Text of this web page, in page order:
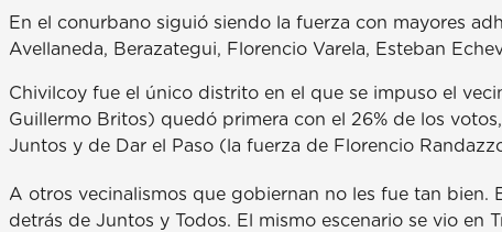
En el conurbano siguió siendo la fuerza con mayores
Avellaneda, Berazategui, Florencio Varela, Esteban
Chivilcoy fue el único distrito en el que se impuso el
Guillermo Britos) quedó primera con el 26% de los
Juntos y de Dar el Paso (la fuerza de Florencio
A otros vecinalismos que gobiernan no les fue tan
detrás de Juntos y Todos. El mismo escenario se vio en